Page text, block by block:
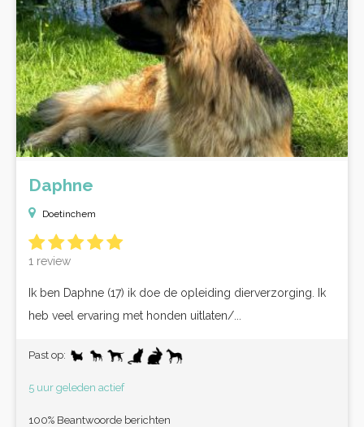
Daphne
Doetinchem
1 review
Ik ben Daphne (17) ik doe de opleiding dierverzorging. Ik
heb veel ervaring met honden uitlaten/...
Past op:
5 uur geleden actief
100% Beantwoorde berichten